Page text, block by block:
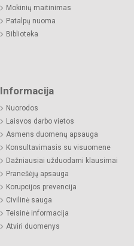
Mokinių maitinimas
Patalpų nuoma
Biblioteka
Informacija
Nuorodos
Laisvos darbo vietos
Asmens duomenų apsauga
Konsultavimasis su visuomene
Dažniausiai užduodami klausimai
Pranešėjų apsauga
Korupcijos prevencija
Civilinė sauga
Teisinė informacija
Atviri duomenys